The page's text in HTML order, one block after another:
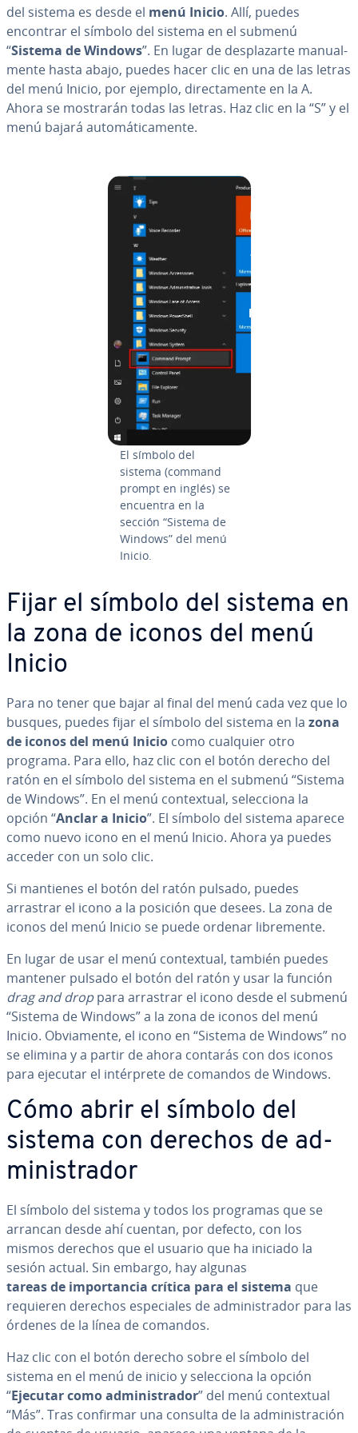
del sistema es desde el menú Inicio. Allí, puedes
encontrar el símbolo del sistema en el submenú
“Sistema de Windows”. En lugar de de­s­pla­zar­te ma­nua­l­
me­n­te hasta abajo, puedes hacer clic en una de las letras
del menú Inicio, por ejemplo, di­re­c­ta­me­n­te en la A.
Ahora se mostrarán todas las letras. Haz clic en la “S” y el
menú bajará au­to­má­ti­ca­me­n­te.
El símbolo del
sistema (command
prompt en inglés) se
encuentra en la
sección “Sistema de
Windows” del menú
Inicio.
Fijar el símbolo del sistema en
la zona de iconos del menú
Inicio
Para no tener que bajar al final del menú cada vez que lo
busques, puedes fijar el símbolo del sistema en la zona
de iconos del menú Inicio como cualquier otro
programa. Para ello, haz clic con el botón derecho del
ratón en el símbolo del sistema en el submenú “Sistema
de Windows”. En el menú co­n­te­x­tual, se­le­c­cio­na la
opción “Anclar a Inicio”. El símbolo del sistema aparece
como nuevo icono en el menú Inicio. Ahora ya puedes
acceder con un solo clic.
Si mantienes el botón del ratón pulsado, puedes
arrastrar el icono a la posición que desees. La zona de
iconos del menú Inicio se puede ordenar li­bre­me­n­te.
En lugar de usar el menú co­n­te­x­tual, también puedes
mantener pulsado el botón del ratón y usar la función
drag and droppara arrastrar el icono desde el submenú
“Sistema de Windows” a la zona de iconos del menú
Inicio. Ob­via­me­n­te, el icono en “Sistema de Windows” no
se elimina y a partir de ahora contarás con dos iconos
para ejecutar el in­té­r­pre­te de comandos de Windows.
Cómo abrir el símbolo del
sistema con derechos de ad­
mi­ni­s­tra­dor
El símbolo del sistema y todos los programas que se
arrancan desde ahí cuentan, por defecto, con los
mismos derechos que el usuario que ha iniciado la
sesión actual. Sin embargo, hay algunas
tareas de im­po­r­ta­n­cia crítica para el sistema que
requieren derechos es­pe­cia­les de ad­mi­ni­s­tra­dor para las
órdenes de la línea de comandos.
Haz clic con el botón derecho sobre el símbolo del
sistema en el menú de inicio y se­le­c­cio­na la opción
“Ejecutar como ad­mi­ni­s­tra­dor” del menú co­n­te­x­tual
“Más”. Tras confirmar una consulta de la ad­mi­ni­s­tra­ción